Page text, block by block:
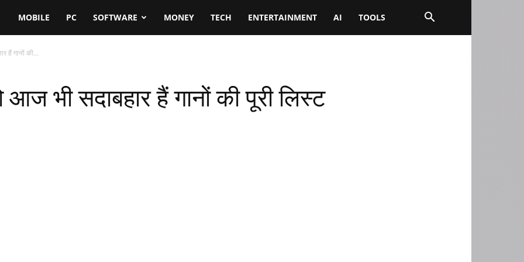
MOBILE PC SOFTWARE MONEY TECH ENTERTAINMENT AI TOOLS
हैं गानों की...
भी सदाबहार हैं गानों की पूरी लिस्ट